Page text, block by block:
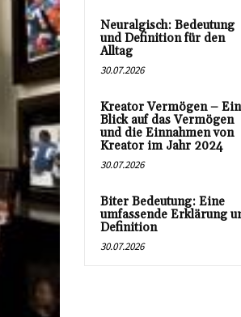
Neuralgisch: Bedeutung
und Definition für den
Alltag
30.07.2026
Kreator Vermögen – Ein
Blick auf das Vermögen
und die Einnahmen von
Kreator im Jahr 2024
30.07.2026
Biter Bedeutung: Eine
umfassende Erklärung
Definition
30.07.2026